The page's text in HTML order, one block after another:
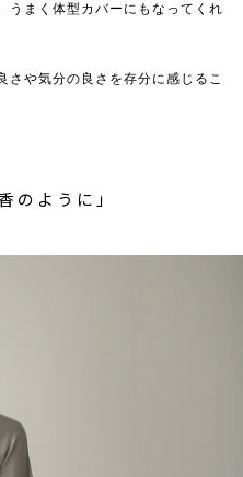
うまく体型カバーにもなってくれ
さや気分の良さを存分に感じるこ
のように」